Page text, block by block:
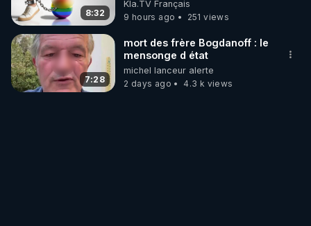
8:32
Kla.TV Français
9 hours ago
251 views
7:28
mort des frère Bogdanoff : le
mensonge d état
michel lanceur alerte
2 days ago
4.3 k views